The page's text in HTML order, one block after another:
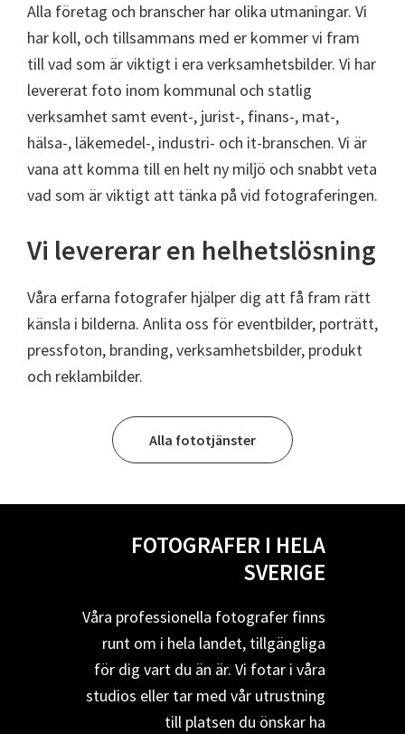
Alla företag och branscher har olika utmaningar. Vi
har koll, och tillsammans med er kommer vi fram
till vad som är viktigt i era verksamhetsbilder. Vi har
levererat foto inom kommunal och statlig
verksamhet samt event-, jurist-, finans-, mat-,
hälsa-, läkemedel-, industri- och it-branschen. Vi är
vana att komma till en helt ny miljö och snabbt veta
vad som är viktigt att tänka på vid fotograferingen.
Vi levererar en helhetslösning
Våra erfarna fotografer hjälper dig att få fram rätt
känsla i bilderna. Anlita oss för eventbilder, porträtt,
pressfoton, branding, verksamhetsbilder, produkt
och reklambilder.
Alla fototjänster
FOTOGRAFER I HELA
SVERIGE
Våra professionella fotografer finns
runt om i hela landet, tillgängliga
för dig vart du än är. Vi fotar i våra
studios eller tar med vår utrustning
till platsen du önskar ha